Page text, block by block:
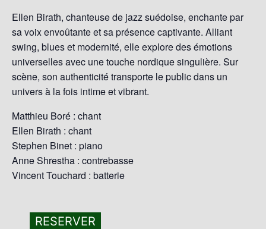
Ellen Birath, chanteuse de jazz suédoise, enchante par
sa voix envoûtante et sa présence captivante. Alliant
swing, blues et modernité, elle explore des émotions
universelles avec une touche nordique singulière. Sur
scène, son authenticité transporte le public dans un
univers à la fois intime et vibrant.
Matthieu Boré : chant
Ellen Birath : chant
Stephen Binet : piano
Anne Shrestha : contrebasse
Vincent Touchard : batterie
RESERVER